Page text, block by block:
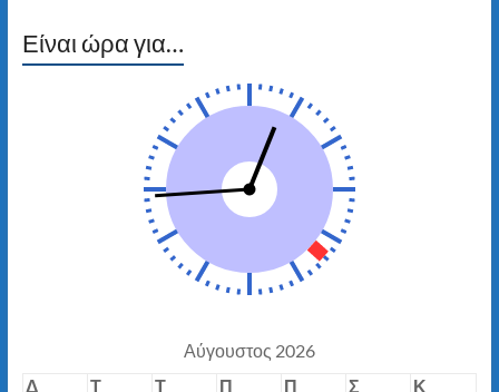
Είναι ώρα για…
Αύγουστος 2026
Δ
Τ Τ Π Π Σ
Κ